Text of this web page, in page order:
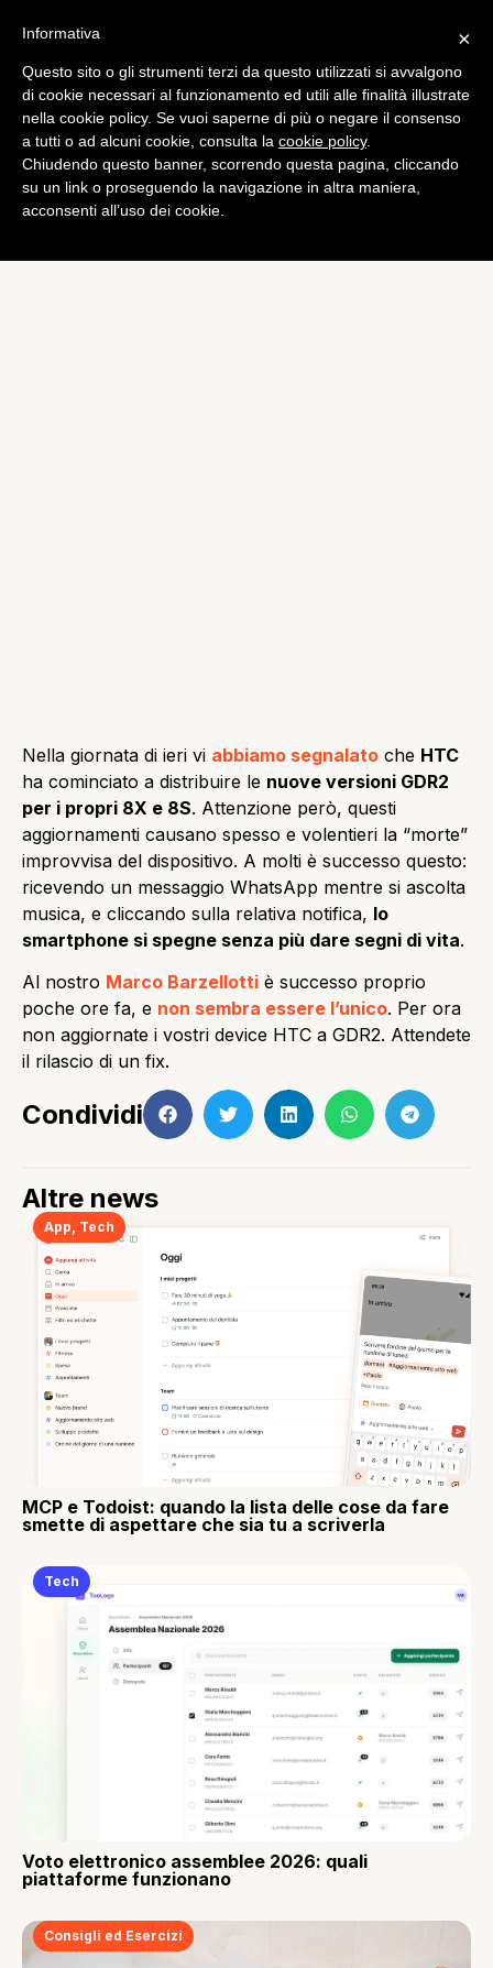
Computer
Windows Phone 8:
problemi con la versione
GDR2
diAlessandro Moretti
Nella giornata di ieri vi abbiamo segnalato che HTC
ha cominciato a distribuire le nuove versioni GDR2
per i propri 8X e 8S. Attenzione però, questi
aggiornamenti causano spesso e volentieri la “morte”
improvvisa del dispositivo. A molti è successo questo:
ricevendo un messaggio WhatsApp mentre si ascolta
musica, e cliccando sulla relativa notifica, lo
smartphone si spegne senza più dare segni di vita.
Al nostro Marco Barzellotti è successo proprio
poche ore fa, e non sembra essere l’unico. Per ora
non aggiornate i vostri device HTC a GDR2. Attendete
il rilascio di un fix.
Condividi
Altre news
App, Tech
MCP e Todoist: quando la lista delle cose da fare
smette di aspettare che sia tu a scriverla
Tech
Voto elettronico assemblee 2026: quali
piattaforme funzionano
Consigli ed Esercizi
×
Informativa
Questo sito o gli strumenti terzi da questo utilizzati si avvalgono
di cookie necessari al funzionamento ed utili alle finalità illustrate
nella cookie policy. Se vuoi saperne di più o negare il consenso
a tutti o ad alcuni cookie, consulta la cookie policy.
Chiudendo questo banner, scorrendo questa pagina, cliccando
su un link o proseguendo la navigazione in altra maniera,
acconsenti all’uso dei cookie.